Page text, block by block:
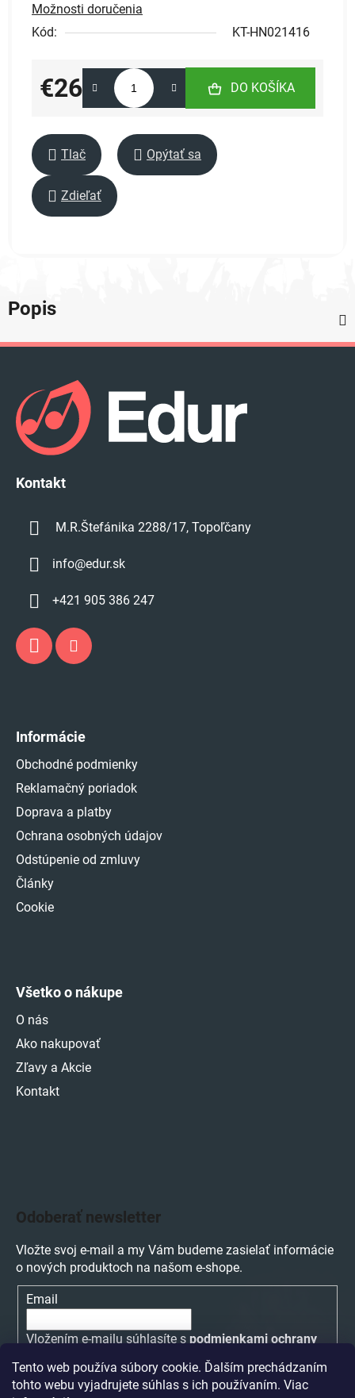
Tento web používa súbory cookie. Ďalším prechádzaním
tohto webu vyjadrujete súhlas s ich používaním. Viac
Možnosti doručenia
Kód:
KT-HN021416
€26
Jednotková cena:
DO KOŠÍKA
Tlač Opýtať sa
Zdieľať
Popis
Kontakt
M.R.Štefánika 2288/17, Topoľčany
info@edur.sk
+421 905 386 247
Informácie
Obchodné podmienky
Reklamačný poriadok
Doprava a platby
Ochrana osobných údajov
Odstúpenie od zmluvy
Články
Cookie
Všetko o nákupe
O nás
Ako nakupovať
Zľavy a Akcie
Kontakt
Odoberať newsletter
Vložte svoj e-mail a my Vám budeme zasielať informácie
o nových produktoch na našom e-shope.
Email
Vložením e-mailu súhlasíte s podmienkami ochrany
PRIHLÁSIŤ SA